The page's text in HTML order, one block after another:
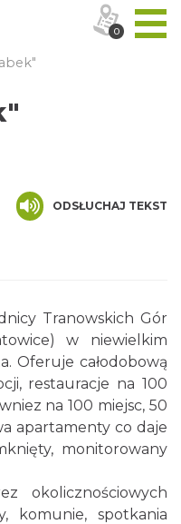
ODSŁUCHAJ TEKST
Tranowskich Gór
w niewielkim
Oferuje całodobową
restauracje na 100
na 100 miejsc, 50
apartamenty co daje
monitorowany
okolicznościowych
komunie, spotkania
0